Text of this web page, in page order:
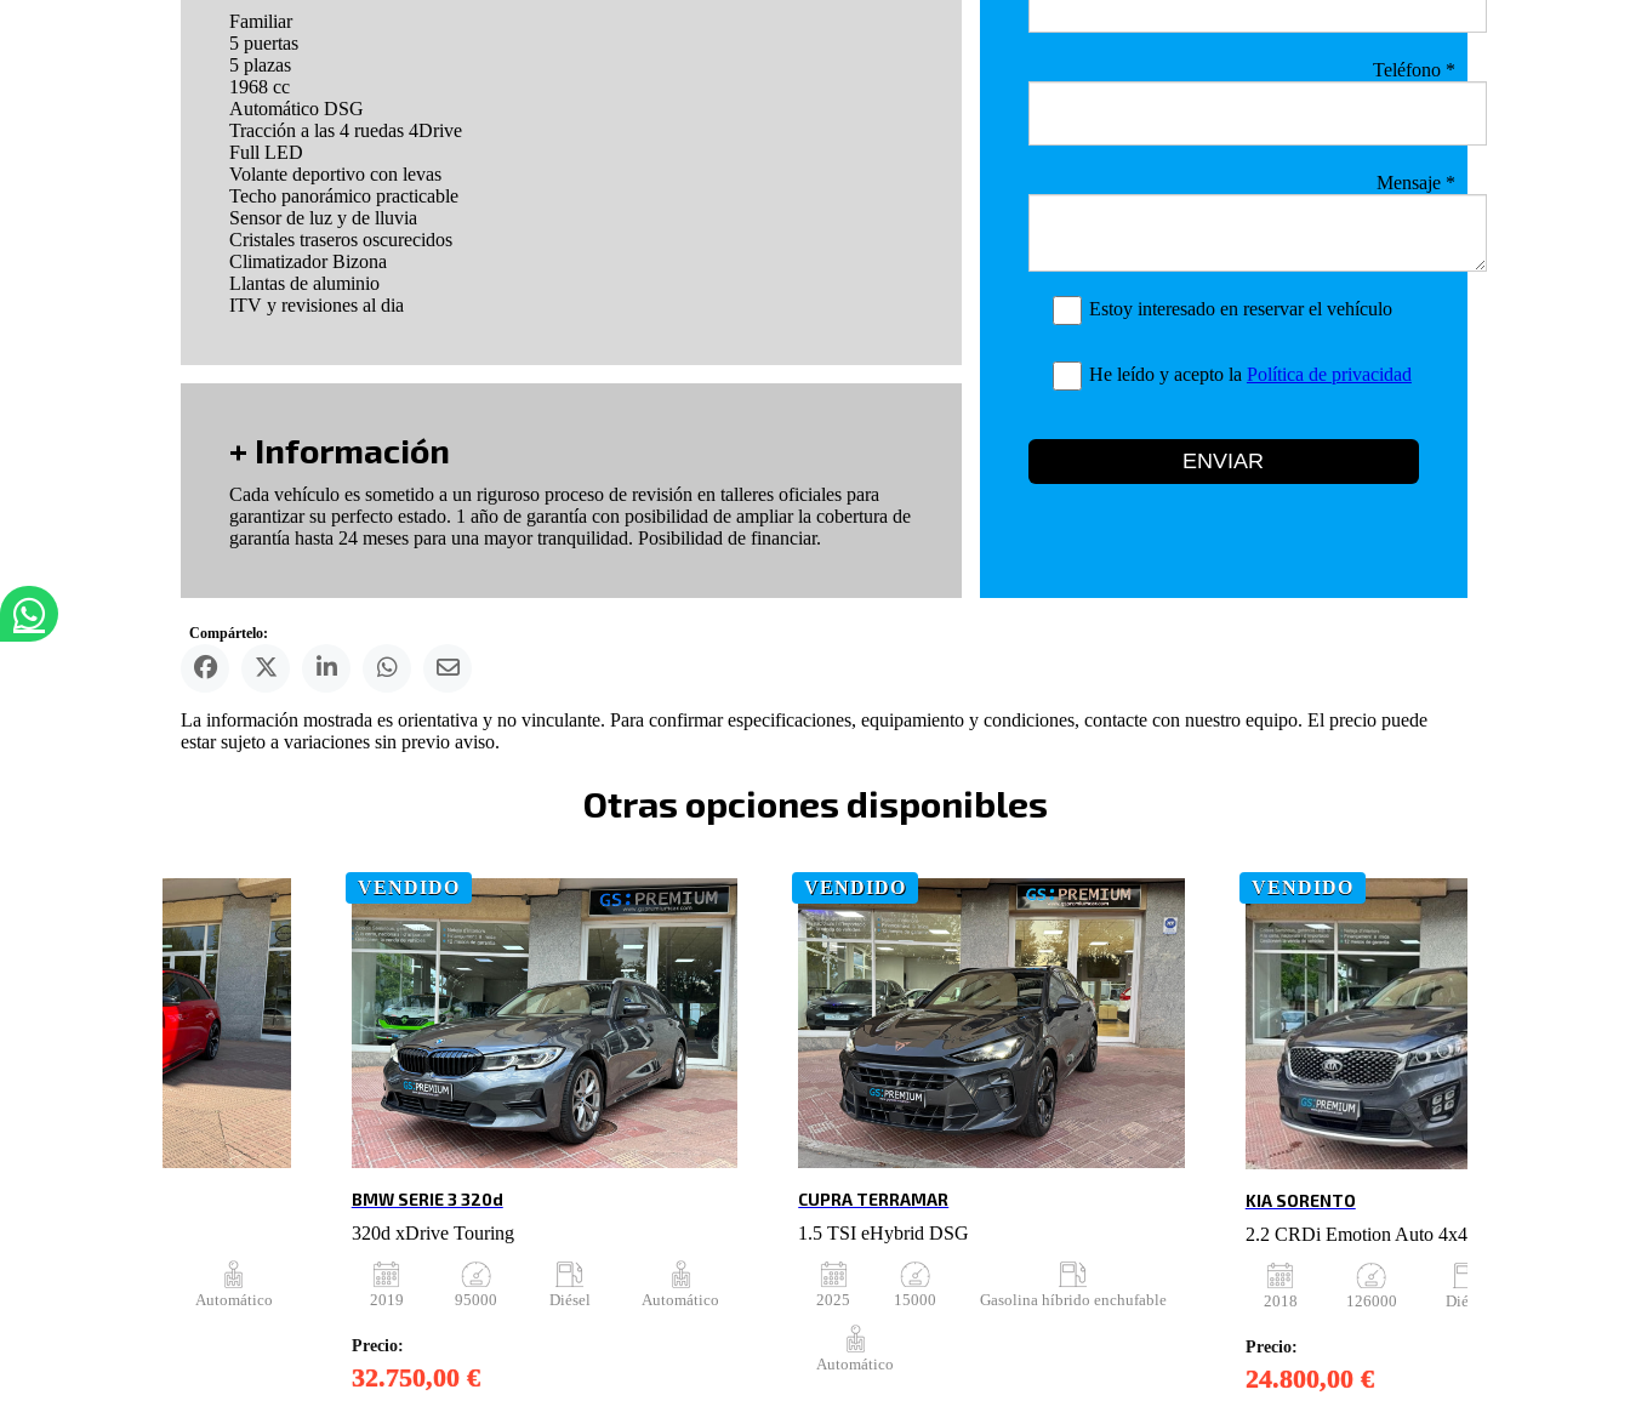
Familiar
5 puertas
5 plazas
1968 cc
Automático DSG
Tracción a las 4 ruedas 4Drive
Full LED
Volante deportivo con levas
Techo panorámico practicable
Sensor de luz y de lluvia
Cristales traseros oscurecidos
Climatizador Bizona
Llantas de aluminio
ITV y revisiones al dia
+ Información
Cada vehículo es sometido a un riguroso proceso de revisión en talleres oficiales para
garantizar su perfecto estado. 1 año de garantía con posibilidad de ampliar la cobertura de
garantía hasta 24 meses para una mayor tranquilidad. Posibilidad de financiar.
Teléfono *
Mensaje *
Estoy interesado en reservar el vehículo
He leído y acepto la Política de privacidad
ENVIAR
Compártelo:
La información mostrada es orientativa y no vinculante. Para confirmar especificaciones, equipamiento y condiciones, contacte con nuestro equipo. El precio puede
estar sujeto a variaciones sin previo aviso.
Otras opciones disponibles
Automático
VENDIDO
BMW SERIE 3 320d
2019 95000 Diésel Automático
320d xDrive Touring
Precio:
32.750,00 €
VENDIDO
CUPRA TERRAMAR
2025 15000 Gasolina híbrido enchufable
Automático
1.5 TSI eHybrid DSG
VENDIDO
KIA SORENTO
2018 126000 Diésel
2.2 CRDi Emotion Auto 4x4 P. Lux
Precio:
24.800,00 €